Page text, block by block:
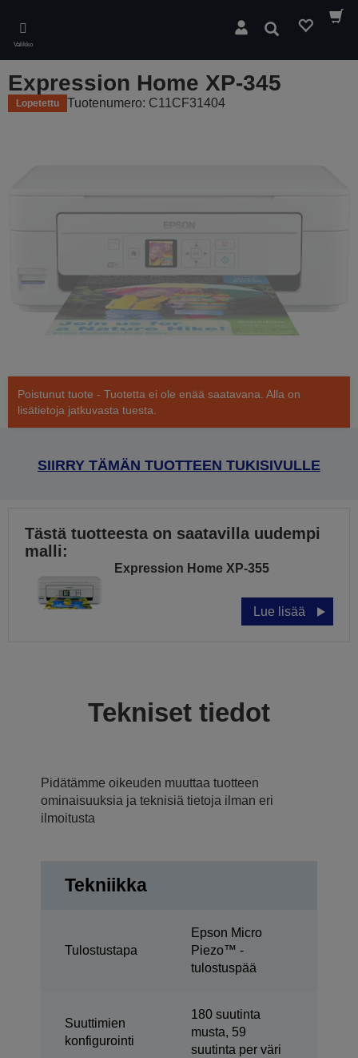
main
content
Valikko
Hae
Expression Home XP-345
Lopetettu Tuotenumero: C11CF31404
Poistunut tuote - Tuotetta ei ole enää saatavana. Alla on
lisätietoja jatkuvasta tuesta.
SIIRRY TÄMÄN TUOTTEEN TUKISIVULLE
Tästä tuotteesta on saatavilla uudempi
malli:
Expression Home XP-355
Lue lisää
Tekniset tiedot
Pidätämme oikeuden muuttaa tuotteen
ominaisuuksia ja teknisiä tietoja ilman eri
ilmoitusta
Tekniikka
Tulostustapa
Epson Micro
Piezo™ -
tulostuspää
Suuttimien
konfigurointi
180 suutinta
musta, 59
suutinta per väri